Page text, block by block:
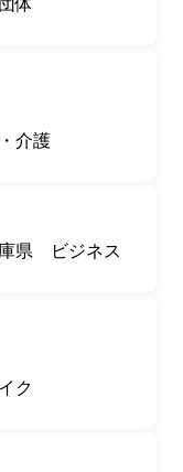
体
介護
県 ビジネス
ク